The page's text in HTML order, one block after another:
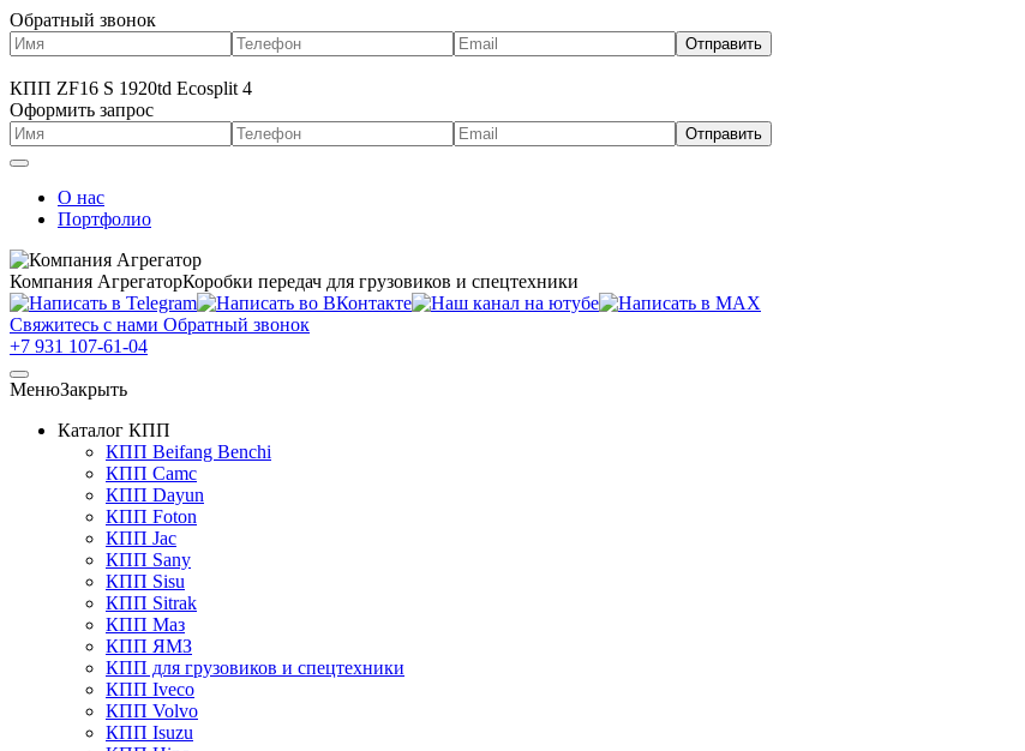
Обратный звонок
КПП ZF16 S 1920td Ecosplit 4
Оформить запрос
О нас
Портфолио
Компания АгрегаторКоробки передач для грузовиков и спецтехники
Свяжитесь с нами Обратный звонок
+7 931 107-61-04
МенюЗакрыть
Каталог КПП
КПП Beifang Benchi
КПП Camc
КПП Dayun
КПП Foton
КПП Jac
КПП Sany
КПП Sisu
КПП Sitrak
КПП Маз
КПП ЯМЗ
КПП для грузовиков и спецтехники
КПП Iveco
КПП Volvo
КПП Isuzu